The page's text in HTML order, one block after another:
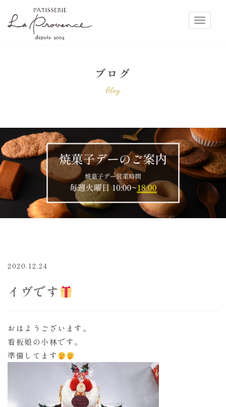
ブログ
Blog
2020.12.24
イヴです
おはようございます。
看板娘の小林です。
準備してます